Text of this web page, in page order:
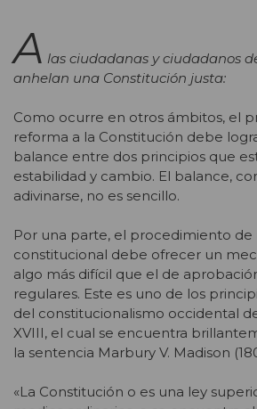
A las ciudadanas y ciudadanos
anhelan una Constitución justa:
Como ocurre en otros ámbitos, el
reforma a la Constitución debe
balance entre dos principios que
estabilidad y cambio. El balance,
adivinarse, no es sencillo.
Por una parte, el procedimiento de
constitucional debe ofrecer un
algo más difícil que el de
regulares. Este es uno de los
del constitucionalismo occidental
XVIII, el cual se encuentra
la sentencia Marbury V. Madison
«La Constitución o es una ley